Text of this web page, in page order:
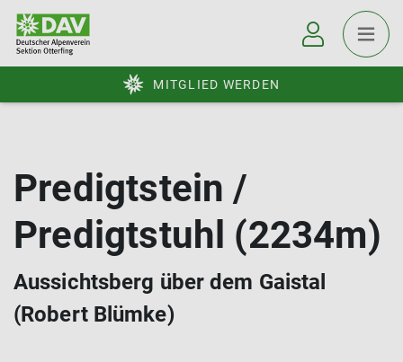
MITGLIED WERDEN
Predigtstein /
Predigtstuhl (2234m)
Aussichtsberg über dem Gaistal
(Robert Blümke)